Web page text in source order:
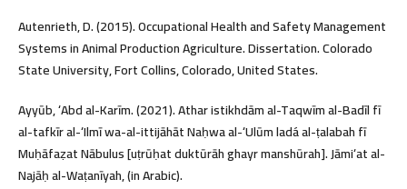
Autenrieth, D. (2015). Occupational Health and Safety Management
Systems in Animal Production Agriculture. Dissertation. Colorado
State University, Fort Collins, Colorado, United States.
Ayyūb, ʻAbd al-Karīm. (2021). Athar istikhdām al-Taqwīm al-Badīl fī
al-tafkīr al-ʻIlmī wa-al-ittijāhāt Naḥwa al-ʻUlūm ladá al-ṭalabah fī
Muḥāfaẓat Nābulus [uṭrūḥat duktūrāh ghayr manshūrah]. Jāmiʻat al-
Najāḥ al-Waṭanīyah, (in Arabic).